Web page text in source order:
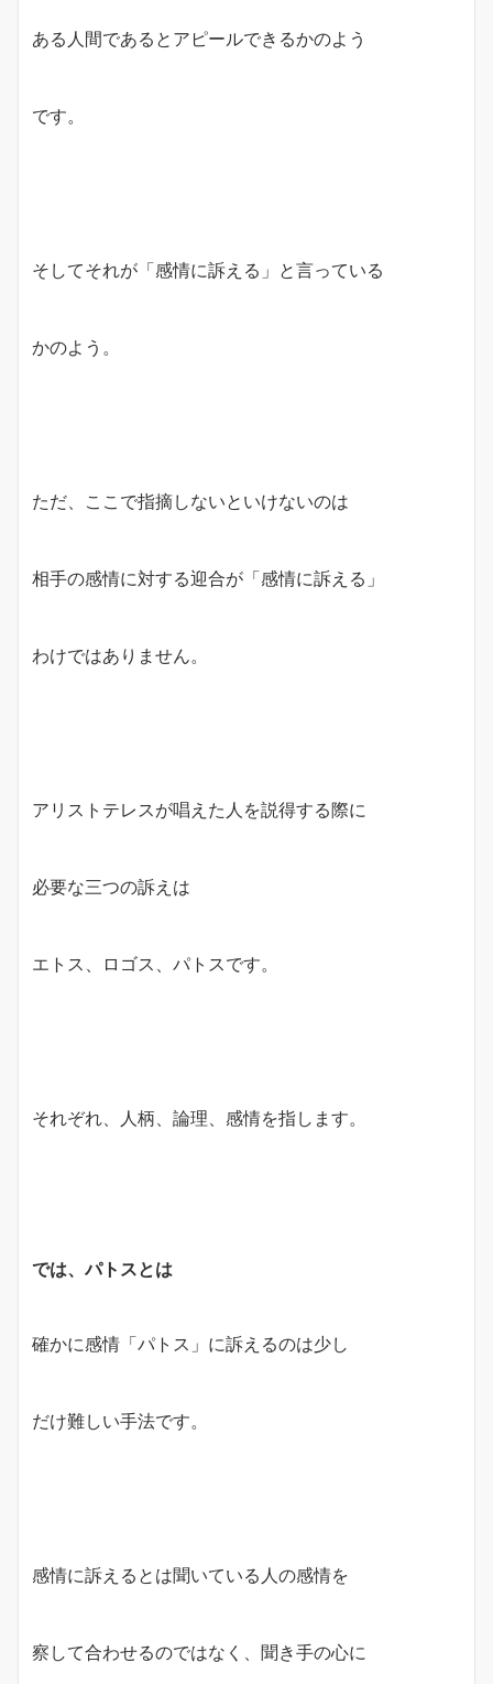
ある人間であるとアピールできるかのよう
です。
そしてそれが「感情に訴える」と言っている
かのよう。
ただ、ここで指摘しないといけないのは
相手の感情に対する迎合が「感情に訴える」
わけではありません。
アリストテレスが唱えた人を説得する際に
必要な三つの訴えは
エトス、ロゴス、パトスです。
それぞれ、人柄、論理、感情を指します。
では、パトスとは
確かに感情「パトス」に訴えるのは少し
だけ難しい手法です。
感情に訴えるとは聞いている人の感情を
察して合わせるのではなく、聞き手の心に